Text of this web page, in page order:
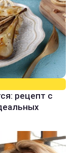
рецепт с